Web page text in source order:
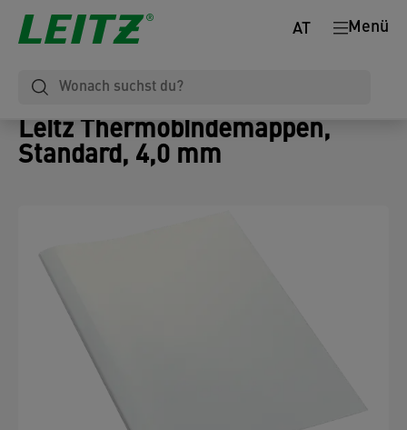
Menü
AT
Leitz Thermobindemappen,
Standard, 4,0 mm